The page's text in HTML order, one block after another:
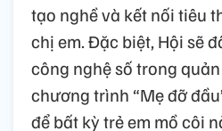
tạo nghề và kết nối tiêu
chị em. Đặc biệt, Hội sẽ
công nghệ số trong
chương trình “Mẹ đỡ
để bất kỳ trẻ em mồ côi